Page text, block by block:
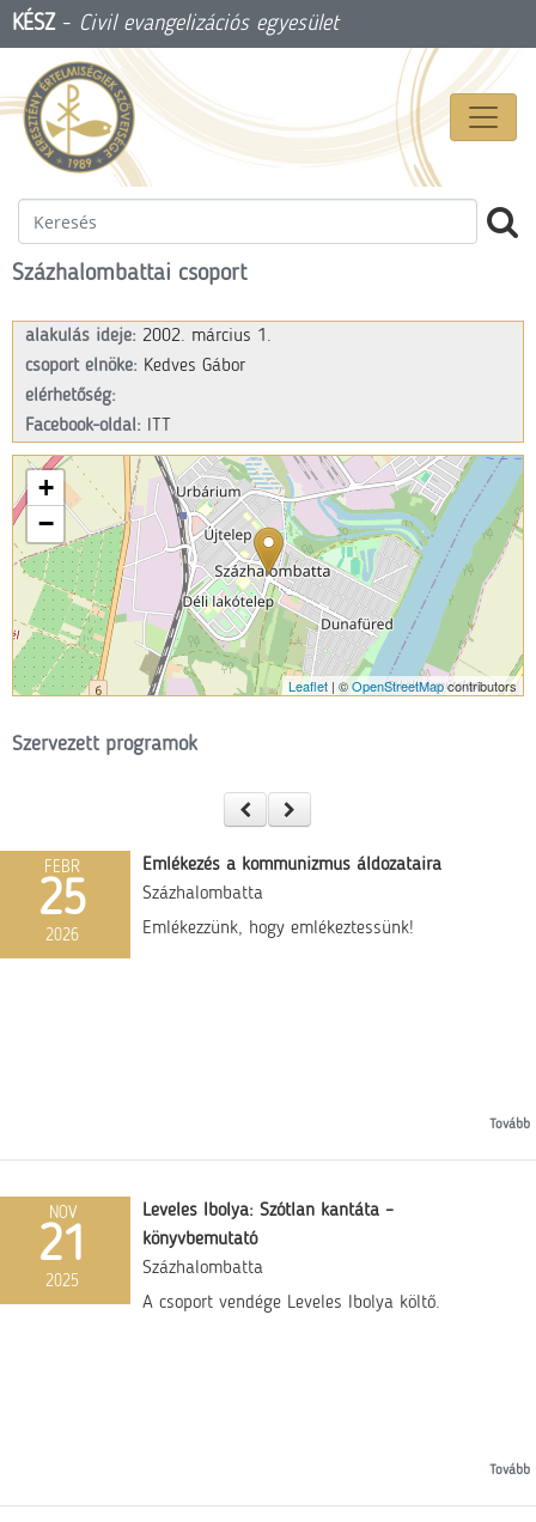
KÉSZ- Civil evangelizációs egyesület
Százhalombattai csoport
alakulás ideje: 2002. március 1.
csoport elnöke: Kedves Gábor
elérhetőség:
Facebook-oldal:
+
−
Leaflet | ©OpenStreetMapcontributors
Szervezett programok
FEBR
25
2026
Emlékezés a kommunizmus áldozataira
Százhalombatta
Emlékezzünk, hogy emlékeztessünk!
Tovább
NOV
21
2025
Leveles Ibolya: Szótlan kantáta –
könyvbemutató
Százhalombatta
A csoport vendége Leveles Ibolya költő.
Tovább